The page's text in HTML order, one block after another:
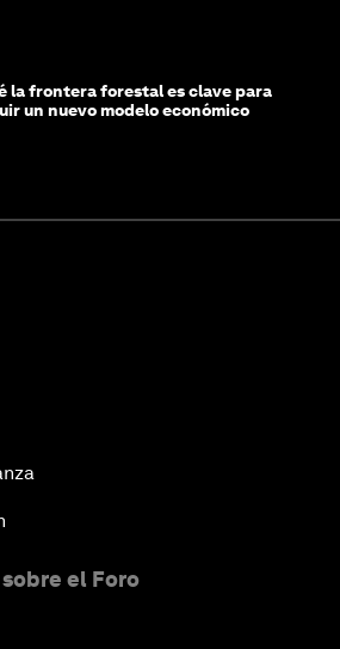
la frontera forestal es clave para
un nuevo modelo económico
el Foro